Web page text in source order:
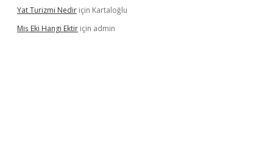
Yat Turizmi Nedir için Kartaloğlu
Miş Eki Hangi Ektir için admin